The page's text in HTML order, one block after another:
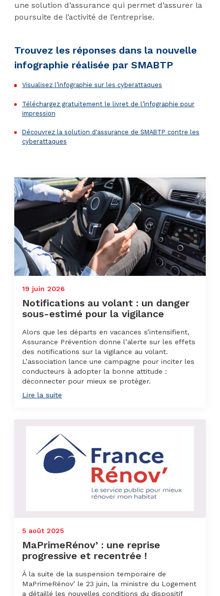
une solution d’assurance qui permet d’assurer la
poursuite de l’activité de l’entreprise.
Trouvez les réponses dans la nouvelle
infographie réalisée par SMABTP
Visualisez l’infographie sur les cyberattaques
Téléchargez gratuitement le livret de l’infographie pour
impression
Découvrez la solution d'assurance de SMABTP contre les
cyberattaques
19 juin 2026
Notifications au volant : un danger
sous-estimé pour la vigilance
Alors que les départs en vacances s’intensifient,
Assurance Prévention donne l’alerte sur les effets
des notifications sur la vigilance au volant.
L’association lance une campagne pour inciter les
conducteurs à adopter la bonne attitude :
déconnecter pour mieux se protéger.
Lire la suite
5 août 2025
MaPrimeRénov’ : une reprise
progressive et recentrée !
À la suite de la suspension temporaire de
MaPrimeRénov’ le 23 juin, la ministre du Logement
a détaillé les nouvelles conditions du dispositif